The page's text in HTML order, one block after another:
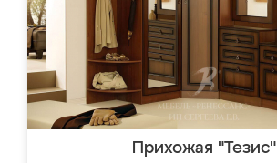
Прихожая "Тезис"